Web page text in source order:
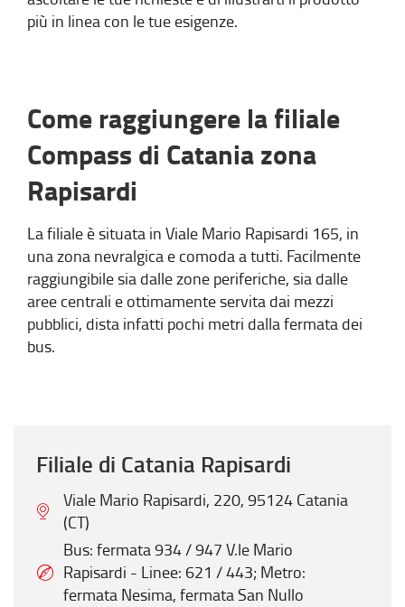
più in linea con le tue esigenze.
Come raggiungere la filiale
Compass di Catania zona
Rapisardi
La filiale è situata in Viale Mario Rapisardi 165, in
una zona nevralgica e comoda a tutti. Facilmente
raggiungibile sia dalle zone periferiche, sia dalle
aree centrali e ottimamente servita dai mezzi
pubblici, dista infatti pochi metri dalla fermata dei
bus.
Filiale di Catania Rapisardi
Viale Mario Rapisardi, 220, 95124 Catania
(CT)
Bus: fermata 934 / 947 V.le Mario
Rapisardi - Linee: 621 / 443; Metro:
fermata Nesima, fermata San Nullo